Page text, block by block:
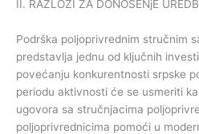
II. RAZLOZI ZA DONOŠENjE
Podrška poljoprivrednim stručnim
predstavlja jednu od ključnih
povećanju konkurentnosti srpske
periodu aktivnosti će se usmeriti
ugovora sa stručnjacima
poljoprivrednicima pomoći u